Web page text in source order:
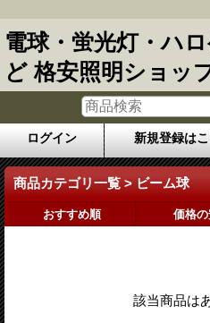
電球・蛍光灯・ハ
ど 格安照明ショッ
ログイン 新規登録は
商品カテゴリ一覧 > ビーム球
おすすめ順 価格
該当商品は